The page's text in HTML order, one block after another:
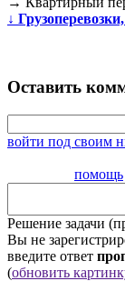
↓
Оставить
войти под своим
помощь
Решение задачи
Вы не
введите ответ
(обновить